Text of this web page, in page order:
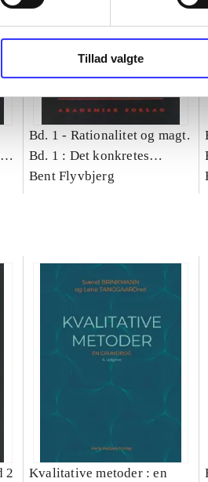
Tillad valgte
Bd. 1 - Rationalitet og magt.
Bd. 1 : Det konkretes
videnskab
Bent Flyvbjerg
2
Kvalitative metoder : en